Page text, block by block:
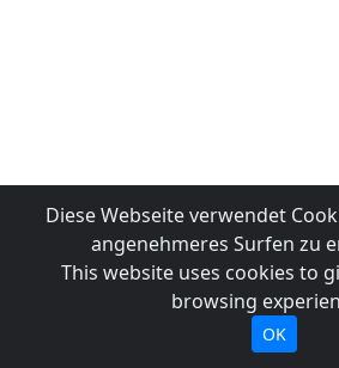
Diese Webseite verwendet
angenehmeres Surfen zu
This website uses cookies to
browsing
OK